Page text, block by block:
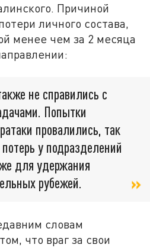
Причиной
личного состава,
менее чем за 2 месяца
не справились с
Попытки
провалились, так
у подразделений
для удержания
рубежей.
словам
что враг за свои